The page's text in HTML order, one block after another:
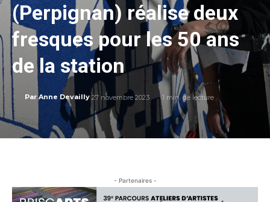
(Perpignan) réalise deux
fresques pour les 50 ans
de la station
Par Anne Devailly 27 novembre 2023 1 min. de lecture
- Partenaires -